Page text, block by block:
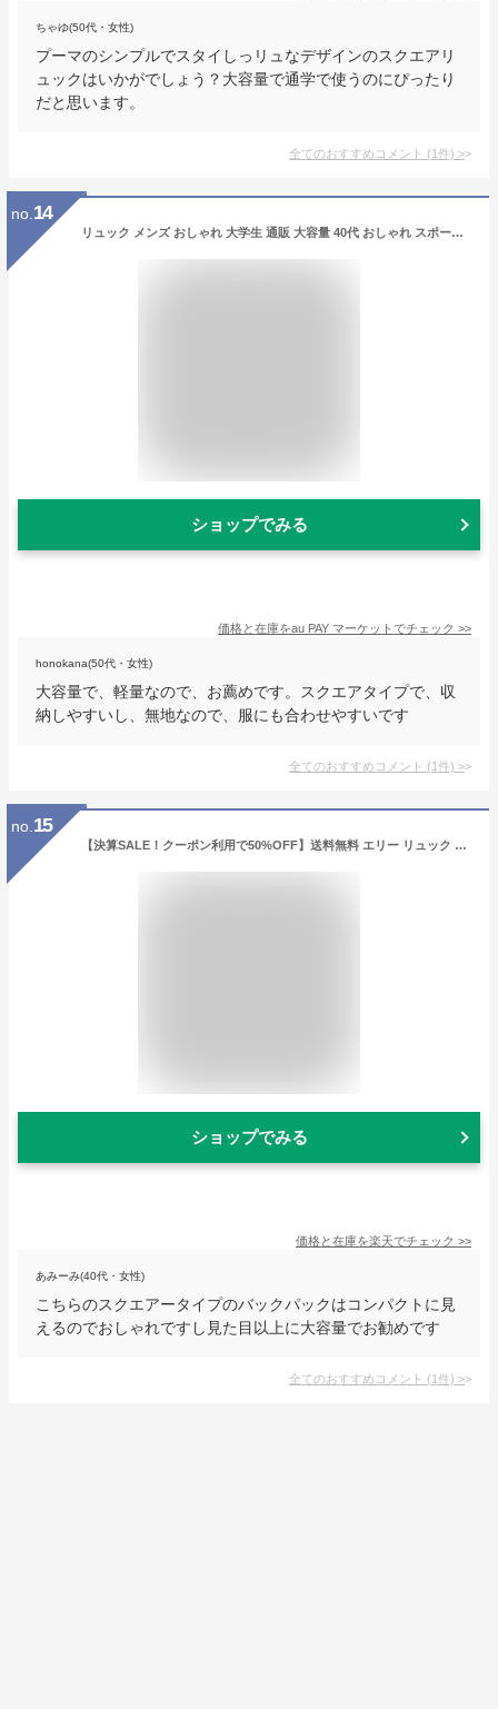
ちゃゆ(50代・女性)
プーマのシンプルでスタイしっリュなデザインのスクエアリ
ュックはいかがでしょう？大容量で通学で使うのにぴったり
だと思います。
全てのおすすめコメント (1件) >
no. 14
リュック メンズ おしゃれ 大学生 通販 大容量 40代 おしゃれ スポーツ 黒 ブラック シンプル 無地 スクエア 通勤 通学 旅行 防災グッズ
ショップでみる
価格と在庫をau PAY マーケット でチェック >>
honokana(50代・女性)
大容量で、軽量なので、お薦めです。スクエアタイプで、収
納しやすいし、無地なので、服にも合わせやすいです
全てのおすすめコメント (1件) >
no. 15
【決算SALE！クーポン利用で50%OFF】送料無料 エリー リュック リュックサック ボックス型 スクエア 撥水 ナイロン 大容量 a4 11L 黒 ロゴ 背面 ファスナー ポケットたくさん 大人 レディース メンズ 女子 高校生 女子高生 新生活 新学期 旅行 かわいい おしゃれ ブランド
ショップでみる
価格と在庫を楽天でチェック >>
あみーみ(40代・女性)
こちらのスクエアータイプのバックパックはコンパクトに見
えるのでおしゃれですし見た目以上に大容量でお勧めです
全てのおすすめコメント (1件) >